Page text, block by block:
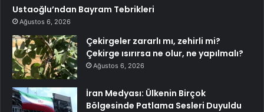
Ustaoğlu’ndan Bayram Tebrikleri
Ağustos 6, 2026
Çekirgeler zararlı mı, zehirli mi?
Çekirge ısırırsa ne olur, ne yapılmalı?
Ağustos 6, 2026
İran Medyası: Ülkenin Birçok
Bölgesinde Patlama Sesleri Duyuldu